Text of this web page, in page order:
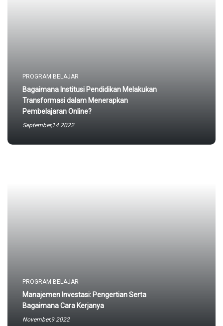
PROGRAM BELAJAR
Bagaimana Institusi Pendidikan Melakukan
Transformasi dalam Menerapkan
Pembelajaran Online?
September,14 2022
PROGRAM BELAJAR
Manajemen Investasi: Pengertian Serta
Bagaimana Cara Kerjanya
November,9 2022